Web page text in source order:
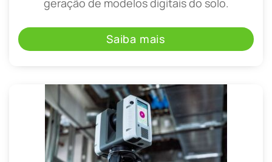
geração de modelos digitais do solo.
Saiba mais